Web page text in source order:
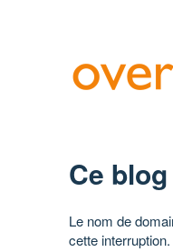
Ce
Le nom de
cette